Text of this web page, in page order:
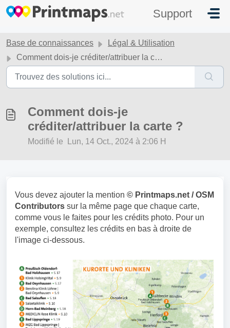
Passer au contenu principal
Support
Base de connaissances
Légal & Utilisation
Comment dois-je créditer/attribuer la carte ?
Comment dois-je
créditer/attribuer la carte ?
Modifié le Lun, 14 Oct., 2024 à 2:06 H
Vous devez ajouter la mention © Printmaps.net / OSM
Contributors sur la même page que chaque carte,
comme vous le faites pour les crédits photo. Pour un
exemple, consultez les crédits en bas à droite de
l'image ci-dessous.